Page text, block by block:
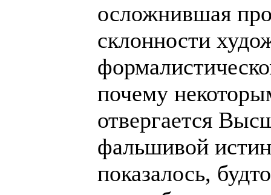
осложнившая
склонности
почему
отвергается
фальшивой
показалось,